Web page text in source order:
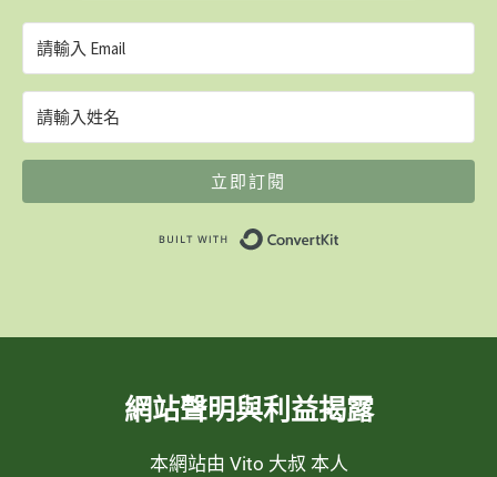
立即訂閱
網站聲明與利益揭露
本網站由 Vito 大叔 本人